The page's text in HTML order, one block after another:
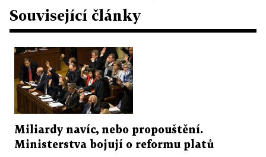
Související články
Miliardy navíc, nebo propouštění.
Ministerstva bojují o reformu platů